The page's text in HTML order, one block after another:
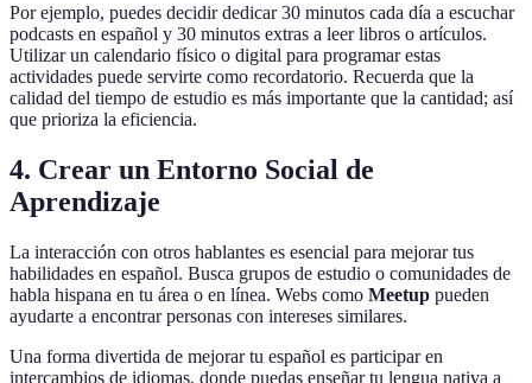
Por ejemplo, puedes decidir dedicar 30 minutos cada día a escuchar
podcasts en español y 30 minutos extras a leer libros o artículos.
Utilizar un calendario físico o digital para programar estas
actividades puede servirte como recordatorio. Recuerda que la
calidad del tiempo de estudio es más importante que la cantidad; así
que prioriza la eficiencia.
4. Crear un Entorno Social de
Aprendizaje
La interacción con otros hablantes es esencial para mejorar tus
habilidades en español. Busca grupos de estudio o comunidades de
habla hispana en tu área o en línea. Webs como Meetup pueden
ayudarte a encontrar personas con intereses similares.
Una forma divertida de mejorar tu español es participar en
intercambios de idiomas, donde puedas enseñar tu lengua nativa a